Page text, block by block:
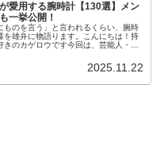
愛用する腕時計【130選】メン
一挙公開！
ものを言う」と言われるくらい、腕時
を雄弁に物語ります。こんにちは！持
きのカゲロウです今回は、芸能人・有
2025.11.22